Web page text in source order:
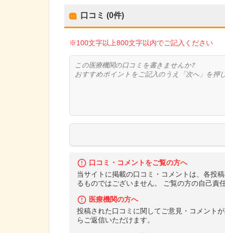
口コミ (0件)
※100文字以上800文字以内でご記入ください
口コミ・コメントをご覧の方へ
当サイトに掲載の口コミ・コメントは、各投
るものではございません。 ご覧の方の自己責
医療機関の方へ
投稿された口コミに関してご意見・コメント
らご返信いただけます。